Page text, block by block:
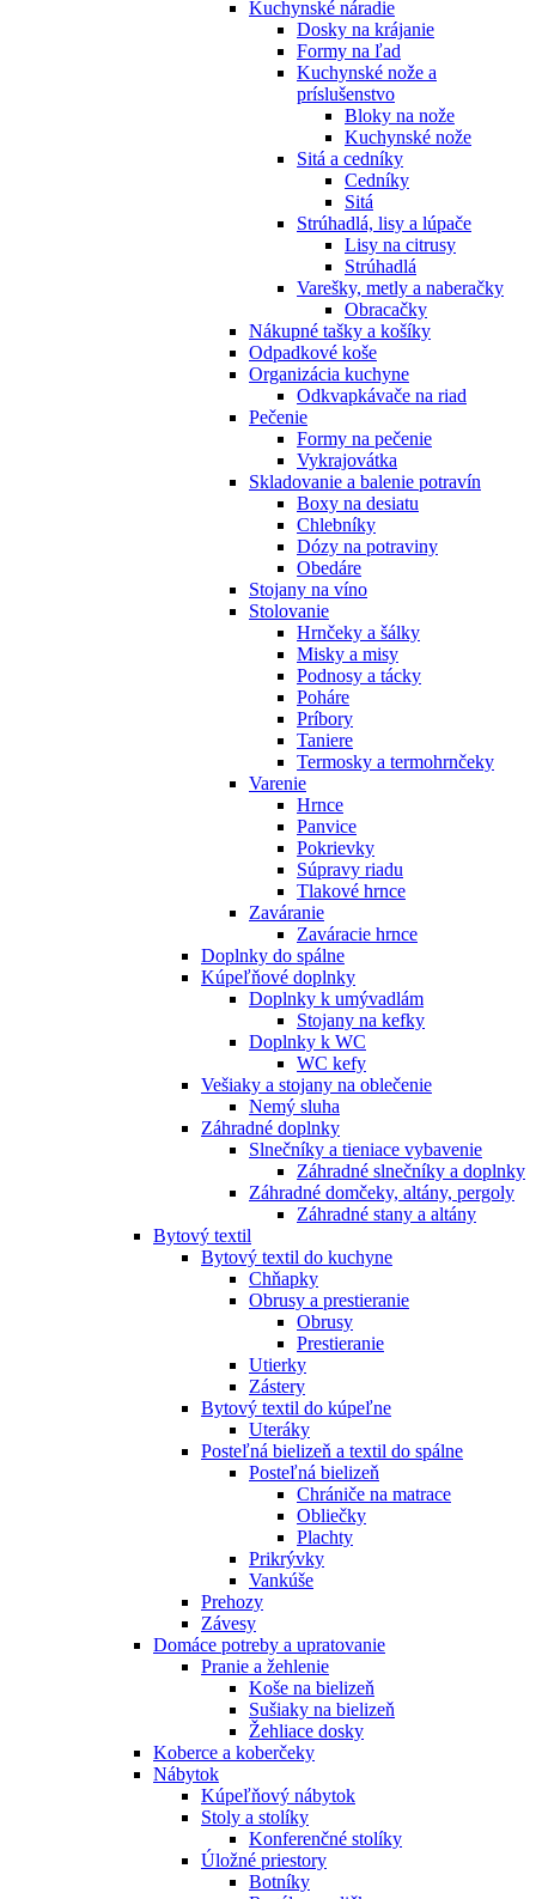
Kuchynské náradie
Dosky na krájanie
Formy na ľad
Kuchynské nože a
príslušenstvo
Bloky na nože
Kuchynské nože
Sitá a cedníky
Cedníky
Sitá
Strúhadlá, lisy a lúpače
Lisy na citrusy
Strúhadlá
Varešky, metly a naberačky
Obracačky
Nákupné tašky a košíky
Odpadkové koše
Organizácia kuchyne
Odkvapkávače na riad
Pečenie
Formy na pečenie
Vykrajovátka
Skladovanie a balenie potravín
Boxy na desiatu
Chlebníky
Dózy na potraviny
Obedáre
Stojany na víno
Stolovanie
Hrnčeky a šálky
Misky a misy
Podnosy a tácky
Poháre
Príbory
Taniere
Termosky a termohrnčeky
Varenie
Hrnce
Panvice
Pokrievky
Súpravy riadu
Tlakové hrnce
Zaváranie
Zaváracie hrnce
Doplnky do spálne
Kúpeľňové doplnky
Doplnky k umývadlám
Stojany na kefky
Doplnky k WC
WC kefy
Vešiaky a stojany na oblečenie
Nemý sluha
Záhradné doplnky
Slnečníky a tieniace vybavenie
Záhradné slnečníky a doplnky
Záhradné domčeky, altány, pergoly
Záhradné stany a altány
Bytový textil
Bytový textil do kuchyne
Chňapky
Obrusy a prestieranie
Obrusy
Prestieranie
Utierky
Zástery
Bytový textil do kúpeľne
Uteráky
Posteľná bielizeň a textil do spálne
Posteľná bielizeň
Chrániče na matrace
Obliečky
Plachty
Prikrývky
Vankúše
Prehozy
Závesy
Domáce potreby a upratovanie
Pranie a žehlenie
Koše na bielizeň
Sušiaky na bielizeň
Žehliace dosky
Koberce a koberčeky
Nábytok
Kúpeľňový nábytok
Stoly a stolíky
Konferenčné stolíky
Úložné priestory
Botníky